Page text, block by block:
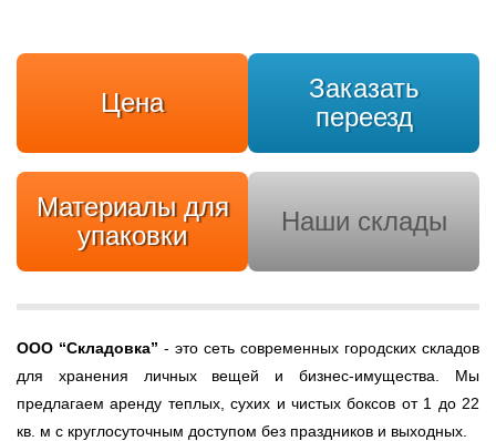
Цена
Заказать
переезд
Материалы для
упаковки
Наши склады
ООО “Складовка” - это сеть современных городских складов
для хранения личных вещей и бизнес-имущества. Мы
предлагаем аренду теплых, сухих и чистых боксов от 1 до 22
кв. м с круглосуточным доступом без праздников и выходных.